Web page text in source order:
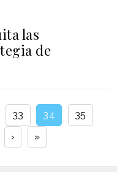
las
de
33 34
35
› »